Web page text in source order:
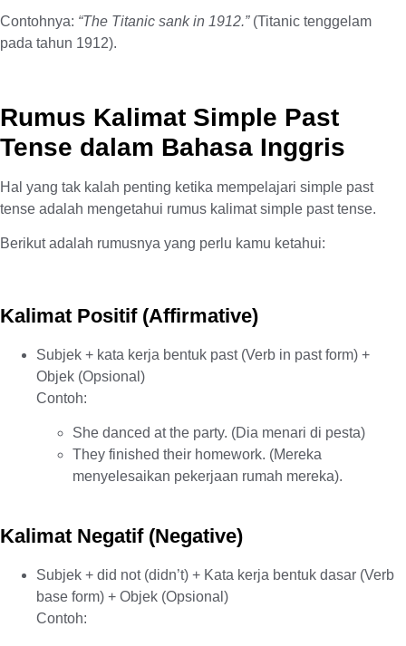
Contohnya: “The Titanic sank in 1912.”(Titanic tenggelam
pada tahun 1912).
Rumus Kalimat Simple Past
Tense dalam Bahasa Inggris
Hal yang tak kalah penting ketika mempelajari simple past
tense adalah mengetahui rumus kalimat simple past tense.
Berikut adalah rumusnya yang perlu kamu ketahui:
Kalimat Positif (Affirmative)
Subjek + kata kerja bentuk past (Verb in past form) +
Objek (Opsional)
Contoh:
She danced at the party. (Dia menari di pesta)
They finished their homework. (Mereka
menyelesaikan pekerjaan rumah mereka).
Kalimat Negatif (Negative)
Subjek + did not (didn’t) + Kata kerja bentuk dasar (Verb
base form) + Objek (Opsional)
Contoh: